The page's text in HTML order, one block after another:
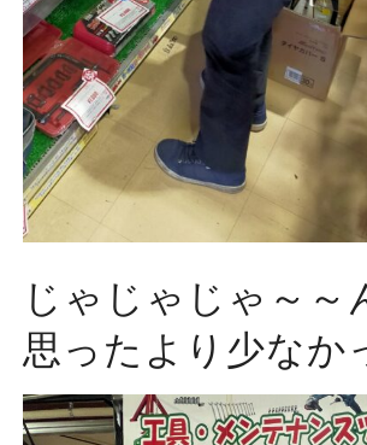
じゃじゃじゃ～～
思ったより少なか